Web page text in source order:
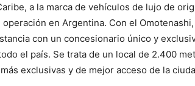
a la marca de vehículos de lujo de
en Argentina. Con el
con un concesionario único y
el país. Se trata de un local de 2.400
exclusivas y de mejor acceso de la